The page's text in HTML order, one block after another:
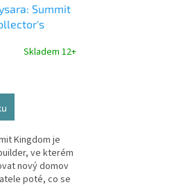
Summit
Skladem 12+
Kingdom je
ve kterém
nový domov
poté, co se